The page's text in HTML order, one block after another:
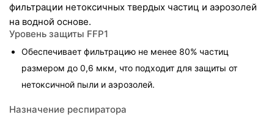
фильтрации нетоксичных твердых частиц и аэрозолей
на водной основе.
Уровень защиты FFP1
Обеспечивает фильтрацию не менее 80% частиц
размером до 0,6 мкм, что подходит для защиты от
нетоксичной пыли и аэрозолей.
Назначение респиратора